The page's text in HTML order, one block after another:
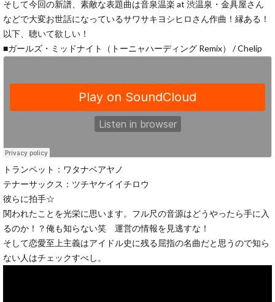
そして今回の新譜、素敵な表題曲は音泉温楽 at 渋温泉・金具屋さん
などで大変お世話になっているサワサキヨシヒロさん作曲！縁ある！
以下、聴いて欲しい！
■ガールズ・ミッドナイト（トーニャハーディング Remix） / Chelip
トランペット：ワタナベアヤノ
テナーサックス：ツチヤケイイチロウ
彼らに拍手☆
関われたことを光栄に思います。フル尺の音源はどうやったら手に入
るのか！？俺も知らない笑 運営の情報を見逃すな！
そして恋愛至上主義はアイドル史に残る屈指の名曲だと思うので知ら
ない人はチェックすべし。